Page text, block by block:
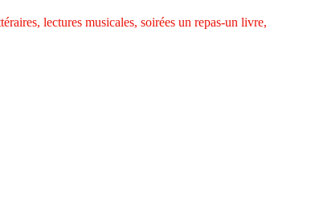
lectures musicales, soirées un repas-un livre,